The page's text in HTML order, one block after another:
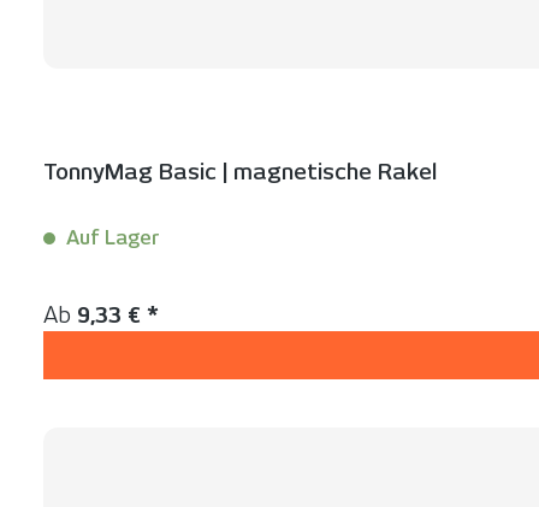
TonnyMag Basic | magnetische Rakel
Auf Lager
Regulärer Preis:
Ab 9,33 € *